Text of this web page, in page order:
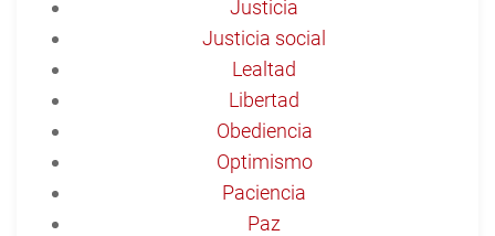
Justicia
Justicia social
Lealtad
Libertad
Obediencia
Optimismo
Paciencia
Paz